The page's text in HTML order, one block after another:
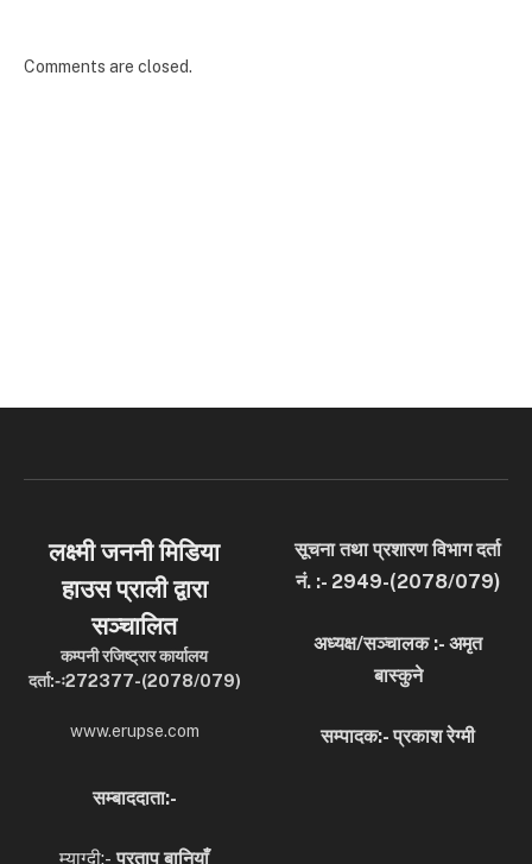
Comments are closed.
लक्ष्मी जननी मिडिया
हाउस प्राली द्वारा
सञ्चालित
कम्पनी रजिष्ट्रार कार्यालय
दर्ता:-ः272377-(2078/079)
www.erupse.com
सूचना तथा प्रशारण विभाग दर्ता
नं. :- 2949-(2078/079)
अध्यक्ष/सञ्चालक :- अमृत
बास्कुने
सम्पादक:- प्रकाश रेग्मी
सम्बाददाता:-
म्याग्दी:-प्रताप बानियाँ